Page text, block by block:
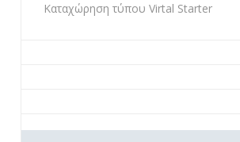
Καταχώρηση τύπου Virtal Starter